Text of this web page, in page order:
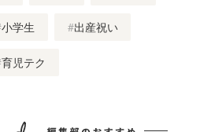
小学生 出産祝い
育児テク